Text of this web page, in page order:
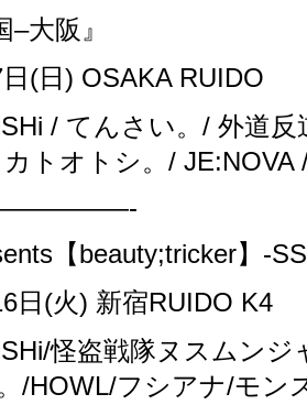
–大阪』
日 (日 ) OSAKA RUIDO
/ てんさい。 / 外道反
トオトシ。 / JE:NOVA
【beauty;tricker】 -
日 (火) 新宿RUIDO K4
怪盗戦隊ヌスムンジ
/HOWL/フシアナ/モン